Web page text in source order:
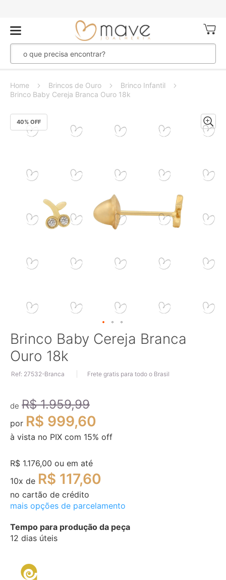
Meu
Home Brincos de Ouro
Brinco Infantil
Brinco Baby Cereja Branca Ouro 18k
40% OFF
Pular
para
o
imagens
Saltar
para
o
da
imagens
Brinco Baby Cereja Branca
Ouro 18k
Ref: 27532-Branca Frete gratis para todo o Brasil
de R$ 1.959,99
por R$ 999,60
à vista no PIX com 15% off
R$ 1.176,00 ou em até
10x de R$ 117,60
no cartão de crédito
mais opções de parcelamento
Tempo para produção da peça
12 dias úteis